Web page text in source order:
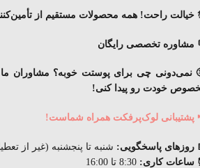
خیالت راحت! همه محصولات مستقیم از
مشاوره تخصصی رایگان
نمی‌دونی چی برای پوستت خوبه؟ مشاوران
خودت رو پیدا کنی!
پشتیبانی لوک‌پرفکت همراه شماست!
روزهای پاسخگویی: شنبه تا پنجشنبه (غیر از
ساعات کاری: